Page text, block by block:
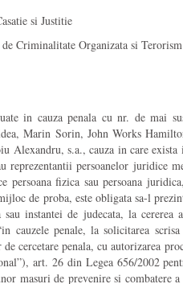
si Justitie
Criminalitate Organizata si Terorism
in cauza penala cu nr. de mai
Marin Sorin, John Works
Alexandru, s.a., cauza in care exista
reprezentantii persoanelor juridice
fizica sau persoana
de proba, este obligata sa-l
instantei de judecata, la cererea
cauzele penale, la solicitarea
cercetare penala, cu autorizarea
art. 26 din Legea 656/2002
masuri de prevenire si combatere